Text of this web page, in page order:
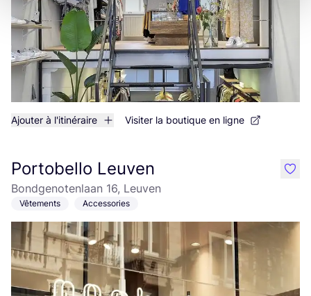
Ajouter à l'itinéraire Visiter la boutique en ligne
Portobello Leuven
Bondgenotenlaan 16, Leuven
Vêtements Accessories
like